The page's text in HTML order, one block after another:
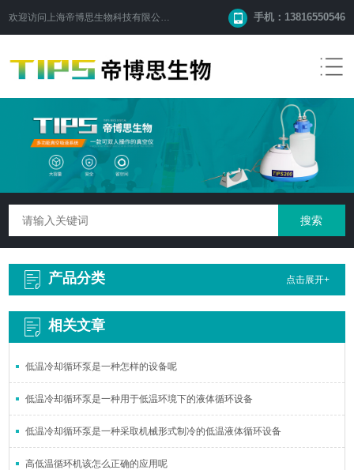
欢迎访问 上海帝博思生物科技有限公司 手机：13816550546
产品分类 点击展开+
相关文章
低温冷却循环泵是一种怎样的设备呢
低温冷却循环泵是一种用于低温环境下的液体循环设备
低温冷却循环泵是一种采取机械形式制冷的低温液体循环设备
高低温循环机该怎么正确的应用呢